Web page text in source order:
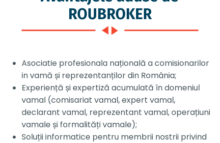
ROUBROKER
Asociatie profesionala națională a comisionarilor
in vamă și reprezentanților din România;
Experiență și expertiză acumulată în domeniul
vamal (comisariat vamal, expert vamal,
declarant vamal, reprezentant vamal, operațiuni
vamale și formalități vamale);
Soluții informatice pentru membrii nostrii privind